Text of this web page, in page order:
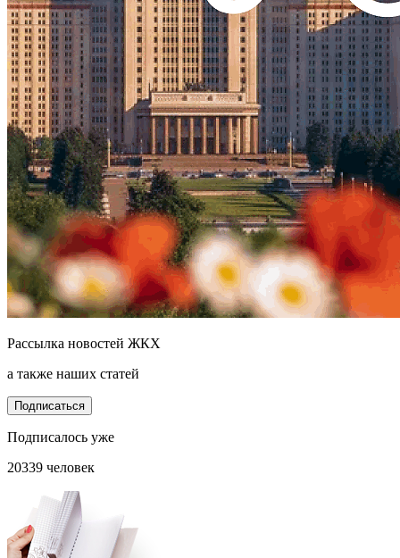
Рассылка новостей ЖКХ
а также наших статей
Подписаться
Подписалось уже
20339 человек